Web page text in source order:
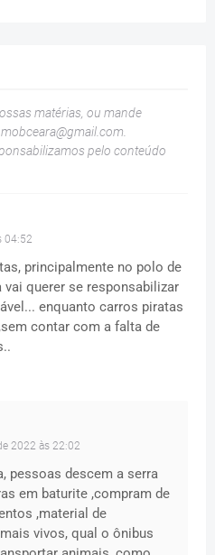
matérias, ou mande
mobceara@gmail.com.
pelo conteúdo
04:52
principalmente no polo de
vai querer se responsabilizar
enquanto carros piratas
contar com a falta de
2022 às 22:02
pessoas descem a serra
em baturite ,compram de
,material de
vivos, qual o ônibus